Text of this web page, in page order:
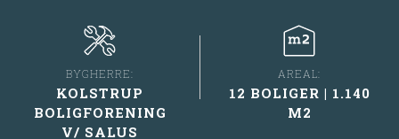
BYGHERRE:
KOLSTRUP
BOLIGFORENING
V/ SALUS
AREAL:
12 BOLIGER | 1.140
M2